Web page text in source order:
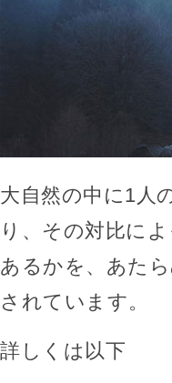
大自然の中に1人
り、その対比に
あるかを、あた
されています。
詳しくは以下